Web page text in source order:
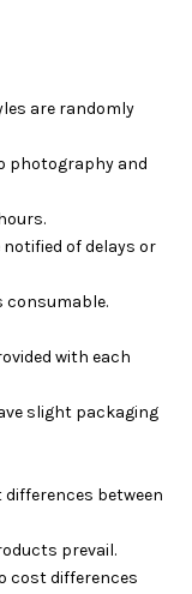
are randomly
photography and
of delays or
consumable.
with each
slight packaging
between
prevail.
cost differences